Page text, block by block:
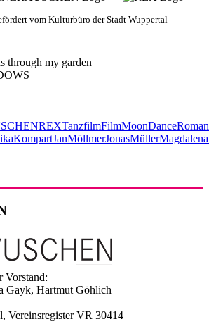
vom Kulturbüro der Stadt Wuppertal
through my garden
REXTanzfilmFilmMoonDance
JanMöllmerJonasMüller
Vorstand:
Gayk, Hartmut Göhlich
Vereinsregister VR 30414